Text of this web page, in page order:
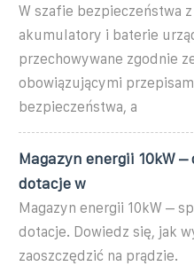
W szafie bezpieczeństwa
akumulatory i baterie
przechowywane zgodnie
obowiązującymi
bezpieczeństwa, a
Magazyn energii 10kW –
dotacje w
Magazyn energii 10kW –
dotacje. Dowiedz się, jak
zaoszczędzić na prądzie.